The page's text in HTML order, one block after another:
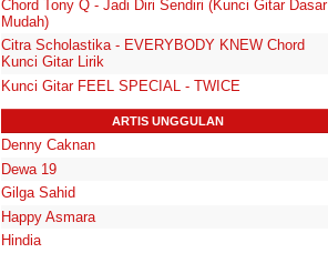
Chord Tony Q - Jadi Diri Sendiri (Kunci Gitar Dasar
Mudah)
Citra Scholastika - EVERYBODY KNEW Chord
Kunci Gitar Lirik
Kunci Gitar FEEL SPECIAL - TWICE
ARTIS UNGGULAN
Denny Caknan
Dewa 19
Gilga Sahid
Happy Asmara
Hindia